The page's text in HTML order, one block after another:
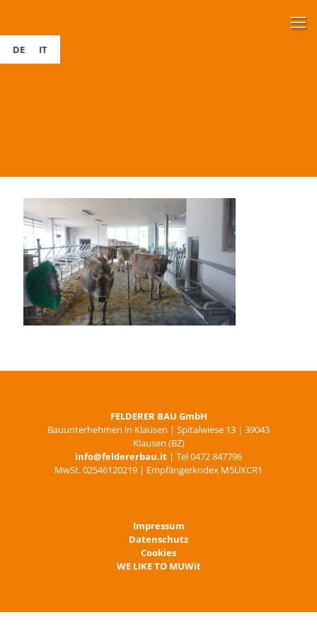
FELDERER BAU GmbH
Bauunterhehmen in Klausen | Spitalwiese 13 | 39043
Klausen (BZ)
info@feldererbau.it | Tel 0472 847796
MwSt. 02546120219 | Empfängerkodex M5UXCR1
Impressum
Datenschutz
Cookies
WE LIKE TO MUWit
DE IT